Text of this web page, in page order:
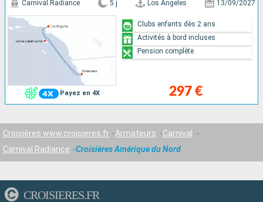
Payez en 4X
Carnival Radiance 5 j Los Angeles 13/09/2027
297 €
Clubs enfants dès 2 ans
Activités à bord incluses
Pension complète
Croisières www.croisieres.fr Armateurs
Carnival
Carnival Radiance
Croisières Amérique du Nord
CROISIERES.FR